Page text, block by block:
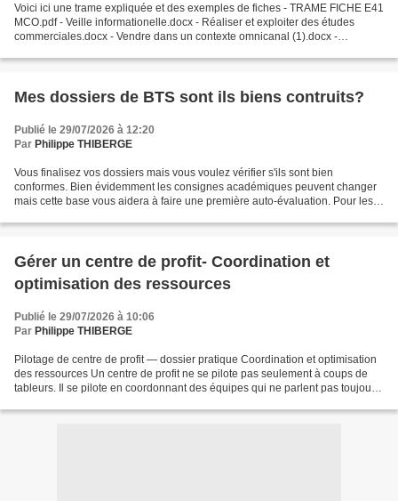
Voici ici une trame expliquée et des exemples de fiches - TRAME FICHE E41
MCO.pdf - Veille informationelle.docx - Réaliser et exploiter des études
commerciales.docx - Vendre dans un contexte omnicanal (1).docx -
Mes dossiers de BTS sont ils biens contruits?
Publié le 29/07/2026 à 12:20
Par Philippe THIBERGE
Vous finalisez vos dossiers mais vous voulez vérifier s'ils sont bien
conformes. Bien évidemment les consignes académiques peuvent changer
mais cette base vous aidera à faire une première auto-évaluation. Pour les
Gérer un centre de profit- Coordination et
optimisation des ressources
Publié le 29/07/2026 à 10:06
Par Philippe THIBERGE
Pilotage de centre de profit — dossier pratique Coordination et optimisation
des ressources Un centre de profit ne se pilote pas seulement à coups de
tableurs. Il se pilote en coordonnant des équipes qui ne parlent pas toujours